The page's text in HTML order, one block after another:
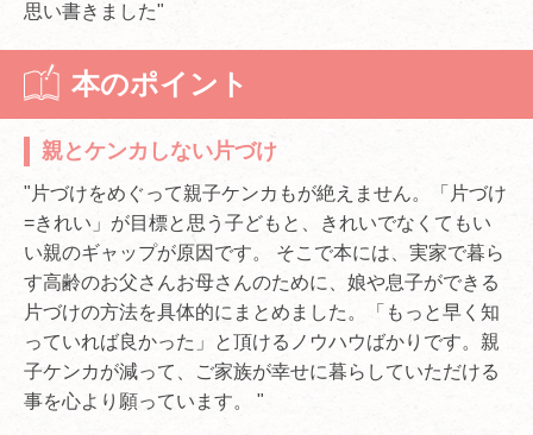
思い書きました"
本のポイント
親とケンカしない片づけ
"片づけをめぐって親子ケンカもが絶えません。「片づけ
=きれい」が目標と思う子どもと、きれいでなくてもい
い親のギャップが原因です。 そこで本には、実家で暮ら
す高齢のお父さんお母さんのために、娘や息子ができる
片づけの方法を具体的にまとめました。「もっと早く知
っていれば良かった」と頂けるノウハウばかりです。親
子ケンカが減って、ご家族が幸せに暮らしていただける
事を心より願っています。 "